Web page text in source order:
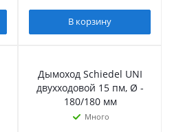
В корзину
Дымоход Schiedel UNI
двухходовой 15 пм, Ø -
180/180 мм
Много